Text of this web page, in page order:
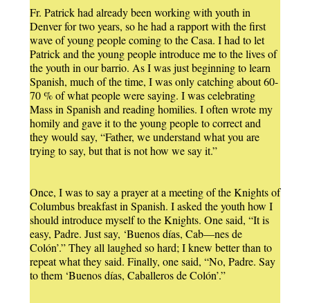
Fr. Patrick had already been working with youth in
Denver for two years, so he had a rapport with the first
wave of young people coming to the Casa. I had to let
Patrick and the young people introduce me to the lives of
the youth in our barrio. As I was just beginning to learn
Spanish, much of the time, I was only catching about 60-
70 % of what people were saying. I was celebrating
Mass in Spanish and reading homilies. I often wrote my
homily and gave it to the young people to correct and
they would say, “Father, we understand what you are
trying to say, but that is not how we say it.”
Once, I was to say a prayer at a meeting of the Knights of
Columbus breakfast in Spanish. I asked the youth how I
should introduce myself to the Knights. One said, “It is
easy, Padre. Just say, ‘Buenos días, Cab—nes de
Colón’.” They all laughed so hard; I knew better than to
repeat what they said. Finally, one said, “No, Padre. Say
to them ‘Buenos días, Caballeros de Colón’.”